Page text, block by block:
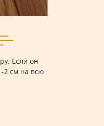
Если он
2 см на всю